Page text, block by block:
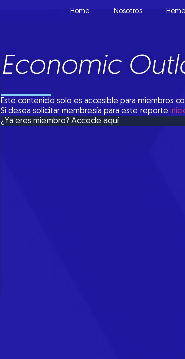
Home Nosotros
Economic
Este contenido solo es accesible para miembros
Si desea solicitar membresía para este reporte
¿Ya eres miembro?Accede aquí